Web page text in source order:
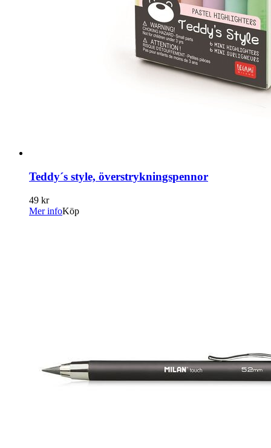
Teddy´s style, överstrykningspennor
49 kr
Mer infoKöp